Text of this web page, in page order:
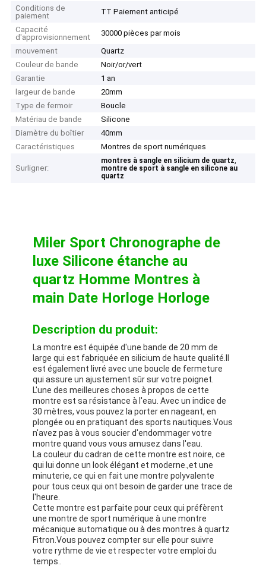
Conditions de
paiement
TT Paiement anticipé
Capacité
d'approvisionnement
30000 pièces par mois
mouvement
Quartz
Couleur de bande
Noir/or/vert
Garantie
1 an
largeur de bande
20mm
Type de fermoir
Boucle
Matériau de bande
Silicone
Diamètre du boîtier
40mm
Caractéristiques
Montres de sport numériques
Surligner:
montres à sangle en silicium de quartz,
montre de sport à sangle en silicone au
quartz
Miler Sport Chronographe de
luxe Silicone étanche au
quartz Homme Montres à
main Date Horloge Horloge
Description du produit:
La montre est équipée d'une bande de 20 mm de
large qui est fabriquée en silicium de haute qualité.Il
est également livré avec une boucle de fermeture
qui assure un ajustement sûr sur votre poignet.
L'une des meilleures choses à propos de cette
montre est sa résistance à l'eau. Avec un indice de
30 mètres, vous pouvez la porter en nageant, en
plongée ou en pratiquant des sports nautiques.Vous
n'avez pas à vous soucier d'endommager votre
montre quand vous vous amusez dans l'eau.
La couleur du cadran de cette montre est noire, ce
qui lui donne un look élégant et moderne.,et une
minuterie, ce qui en fait une montre polyvalente
pour tous ceux qui ont besoin de garder une trace de
l'heure.
Cette montre est parfaite pour ceux qui préfèrent
une montre de sport numérique à une montre
mécanique automatique ou à des montres à quartz
Fitron.Vous pouvez compter sur elle pour suivre
votre rythme de vie et respecter votre emploi du
temps..